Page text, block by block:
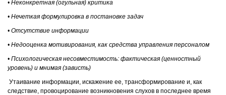
• Неконкретная (огульная) критика
• Нечеткая формулировка в постановке задач
• Отсутствие информации
• Недооценка мотивирования, как средства управления персоналом
• Психологическая несовместимость: фактическая (ценностный
уровень) и мнимая (зависть)
Утаивание информации, искажение ее, трансформирование и, как
следствие, провоцирование возникновения слухов в последнее время